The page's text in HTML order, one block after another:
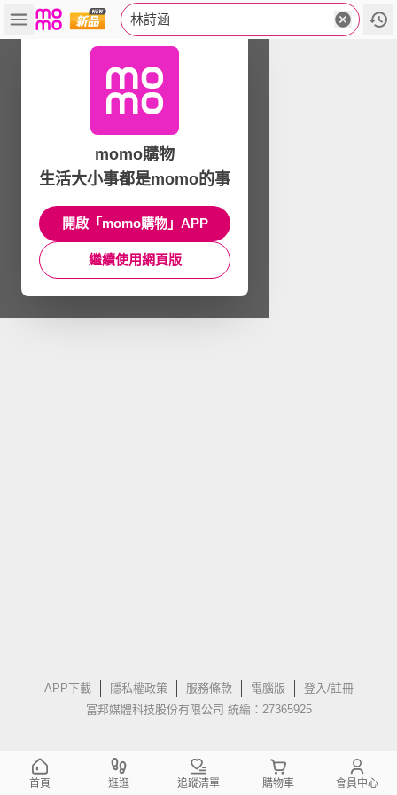
林詩涵
APP下載 隱私權政策 服務條款 電腦版
登入/註冊
富邦媒體科技股份有限公司 統編：27365925
momo購物
生活大小事都是momo的事
開啟「momo購物」APP
繼續使用網頁版
首頁 逛逛 追蹤清單 購物車 會員中心